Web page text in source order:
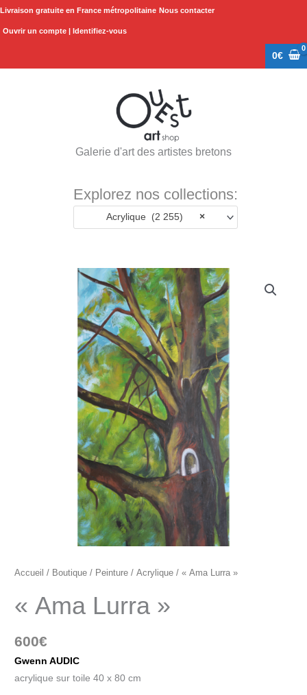
Aller
Livraison gratuite en France métropolitaine Nous contacter
Ouvrir un compte | Identifiez-vous
0€
Galerie d'art des artistes bretons
Explorez nos collections:
×
Acrylique (2 255)
Accueil / Boutique / Peinture /Acrylique / « Ama Lurra »
« Ama Lurra »
600€
Gwenn AUDIC
acrylique sur toile 40 x 80 cm